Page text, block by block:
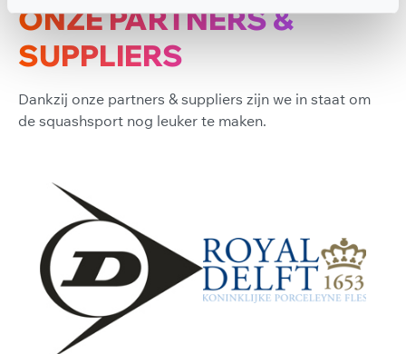
ONZE PARTNERS &
SUPPLIERS
Dankzij onze partners & suppliers zijn we in staat om
de squashsport nog leuker te maken.